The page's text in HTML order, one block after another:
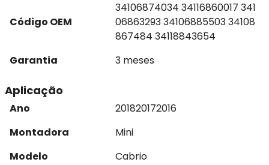
Código OEM
34106874034 34116860017 341
06863293 34106885503 34108
867484 34118843654
Garantia
3 meses
Aplicação
Ano 201820172016
Montadora
Mini
Modelo
Cabrio